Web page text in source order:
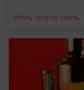
citron, sirop de canne,